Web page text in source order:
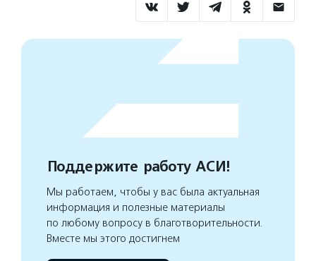
Поддержите работу АСИ!
Мы работаем, чтобы у вас была актуальная
информация и полезные материалы
по любому вопросу в благотворительности.
Вместе мы этого достигнем